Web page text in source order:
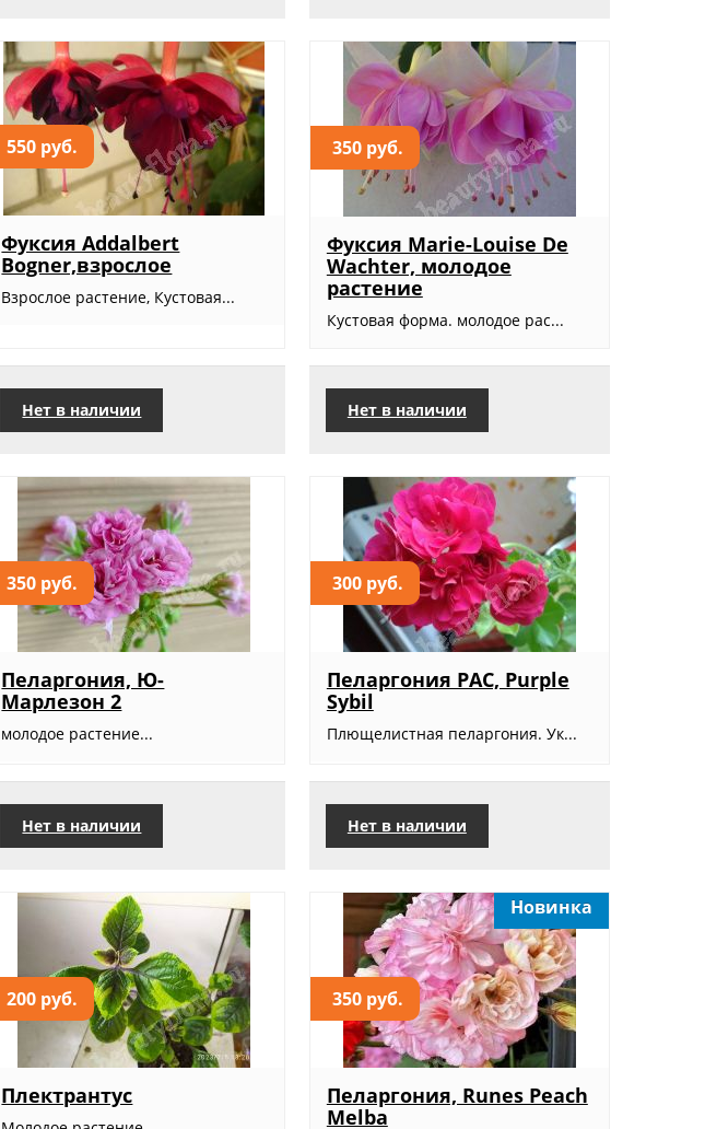
550 руб.
Фуксия Addalbert
Bogner,взрослое
Взрослое растение, Кустовая...
Нет в наличии
350 руб.
Фуксия Marie-Louise De
Wachter, молодое
растение
Кустовая форма. молодое рас...
Нет в наличии
350 руб.
Пеларгония, Ю-
Марлезон 2
молодое растение...
Нет в наличии
300 руб.
Пеларгония PAC, Purple
Sybil
Плющелистная пеларгония. Ук...
Нет в наличии
200 руб.
Плектрантус
350 руб.
Новинка
Пеларгония, Runes Peach
Melba